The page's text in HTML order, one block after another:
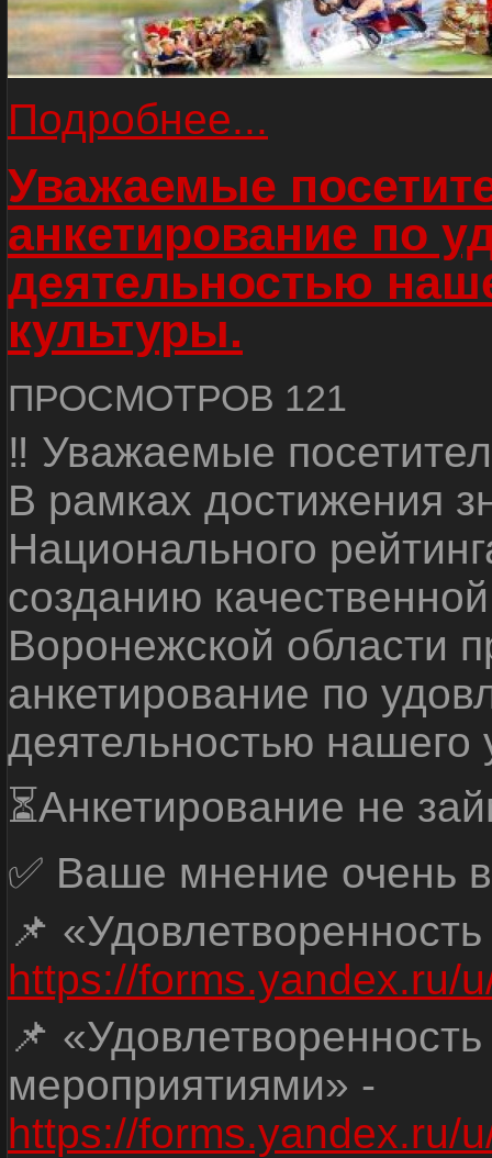
Подробнее...
Уважаемые
анкетирование по
деятельностью
культуры.
ПРОСМОТРОВ 121
‼ Уважаемые
В рамках достижения
Национального
созданию
Воронежской области
анкетирование по
деятельностью нашего
⏳Анкетирование не
✅ Ваше мнение очень
📌
https://forms.yandex.ru/
📌
мероприятиями» -
https://forms.yandex.ru/